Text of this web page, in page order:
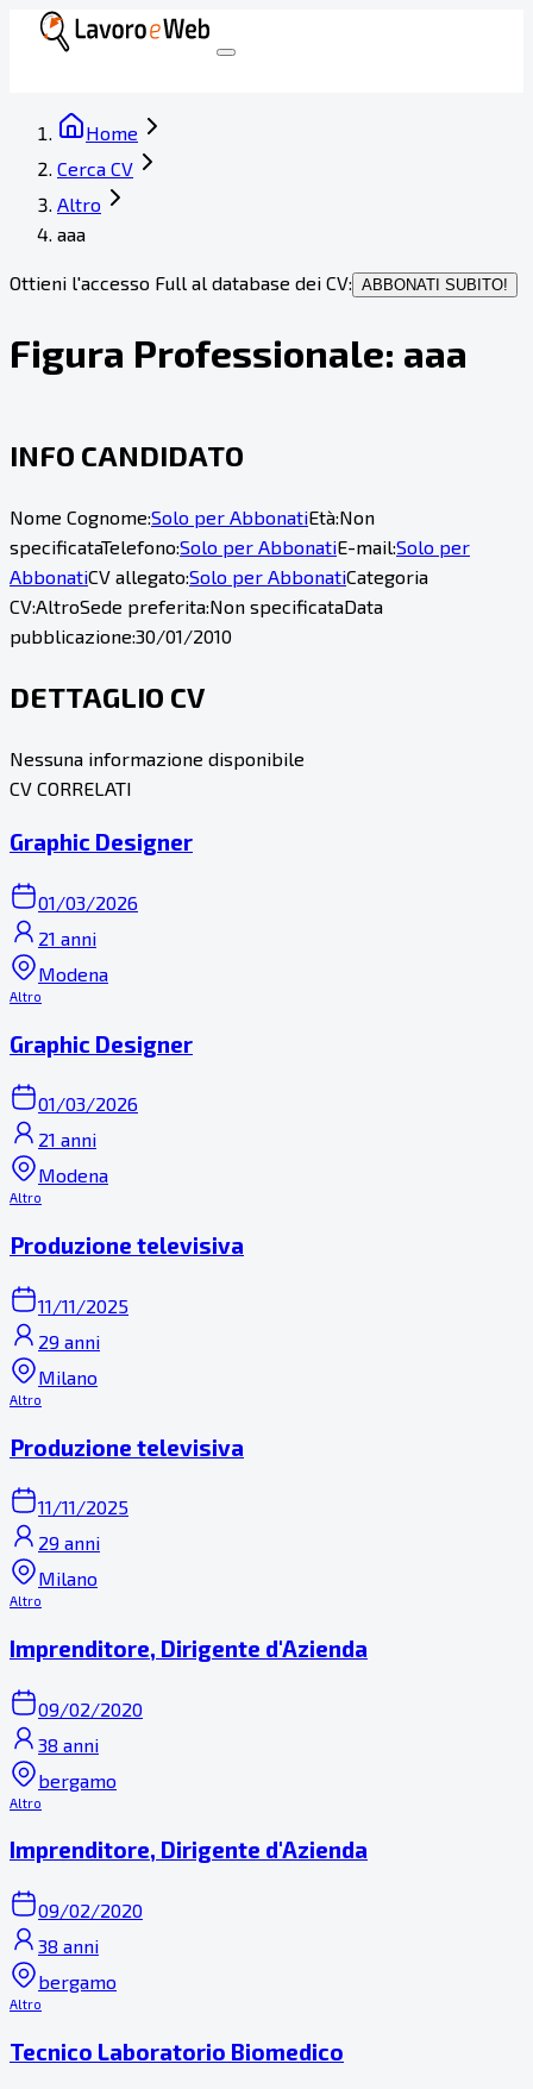
Home
Cerca CV
Altro
aaa
Ottieni l'accesso Full al database dei CV: ABBONATI SUBITO!
Figura Professionale: aaa
INFO CANDIDATO
Nome Cognome:Solo per AbbonatiEtà:Non
specificataTelefono:Solo per AbbonatiE-mail:Solo per
AbbonatiCV allegato:Solo per AbbonatiCategoria
CV:AltroSede preferita:Non specificataData
pubblicazione:30/01/2010
DETTAGLIO CV
Nessuna informazione disponibile
CV CORRELATI
Graphic Designer
01/03/2026
21 anni
Modena
Altro
Graphic Designer
01/03/2026
21 anni
Modena
Altro
Produzione televisiva
11/11/2025
29 anni
Milano
Altro
Produzione televisiva
11/11/2025
29 anni
Milano
Altro
Imprenditore, Dirigente d'Azienda
09/02/2020
38 anni
bergamo
Altro
Imprenditore, Dirigente d'Azienda
09/02/2020
38 anni
bergamo
Altro
Tecnico Laboratorio Biomedico